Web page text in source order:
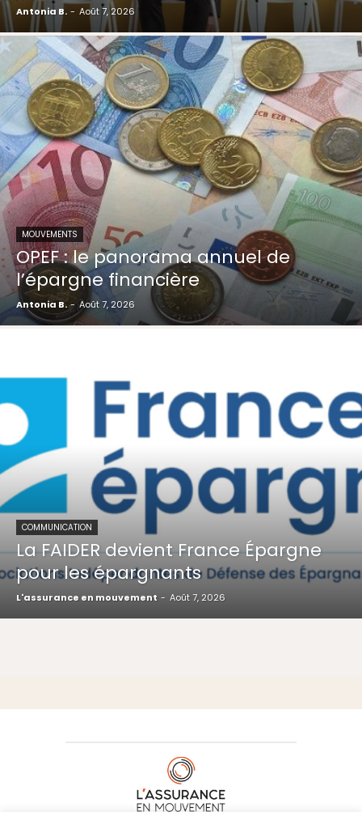
Antonia B. - Août 7, 2026
MOUVEMENTS
OPEF : le panorama annuel de
l’épargne financière
Antonia B. - Août 7, 2026
COMMUNICATION
La FAIDER devient France Épargne
pour les épargnants
L'assurance en mouvement - Août 7, 2026